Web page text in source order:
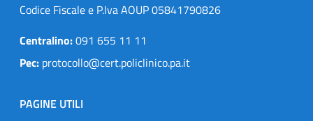
Codice Fiscale e P.Iva AOUP 05841790826
Centralino:091 655 11 11
Pec: protocollo@cert.policlinico.pa.it
PAGINE UTILI